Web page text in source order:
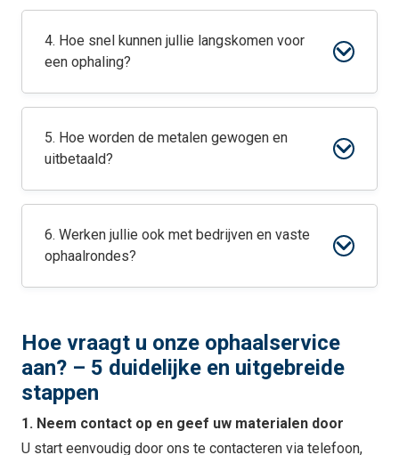
4. Hoe snel kunnen jullie langskomen voor
een ophaling?
5. Hoe worden de metalen gewogen en
uitbetaald?
6. Werken jullie ook met bedrijven en vaste
ophaalrondes?
Hoe vraagt u onze ophaalservice
aan? – 5 duidelijke en uitgebreide
stappen
1. Neem contact op en geef uw materialen door
U start eenvoudig door ons te contacteren via telefoon,